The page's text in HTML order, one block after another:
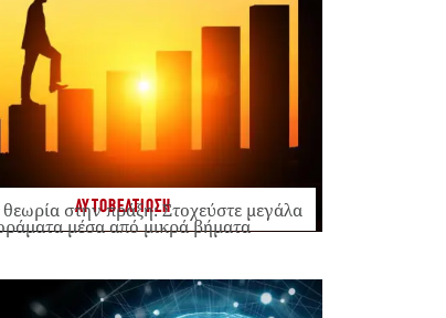
ΑΥΤΟΒΕΛΤΙΩΣΗ
στην πράξη: Στοχεύστε μεγάλα
μέσα από μικρά βήματα